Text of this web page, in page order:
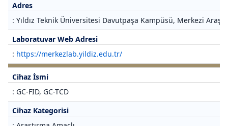
Adres
: Yıldız Teknik Üniversitesi Davutpaşa Kampüsü, Merkezi
Laboratuvar Web Adresi
: https://merkezlab.yildiz.edu.tr/
Cihaz İsmi
: GC-FID, GC-TCD
Cihaz Kategorisi